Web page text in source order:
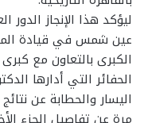
ليؤكد هذا الإنجاز الدور
عين شمس في قيادة
الكبرى بالتعاون مع
الحفائر التي أدارها
اليسار والحطابة عن